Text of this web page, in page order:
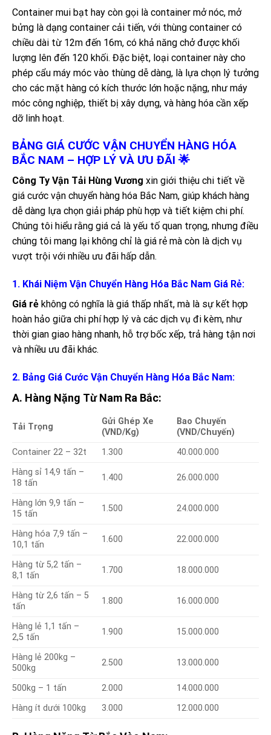
Container mui bạt hay còn gọi là container mở nóc, mở
bửng là dạng container cải tiến, với thùng container có
chiều dài từ 12m đến 16m, có khả năng chở được khối
lượng lên đến 120 khối. Đặc biệt, loại container này cho
phép cẩu máy móc vào thùng dễ dàng, là lựa chọn lý tưởng
cho các mặt hàng có kích thước lớn hoặc nặng, như máy
móc công nghiệp, thiết bị xây dựng, và hàng hóa cần xếp
dỡ linh hoạt.
BẢNG GIÁ CƯỚC VẬN CHUYỂN HÀNG HÓA
BẮC NAM – HỢP LÝ VÀ ƯU ĐÃI 🌟
Công Ty Vận Tải Hùng Vương xin giới thiệu chi tiết về
giá cước vận chuyển hàng hóa Bắc Nam, giúp khách hàng
dễ dàng lựa chọn giải pháp phù hợp và tiết kiệm chi phí.
Chúng tôi hiểu rằng giá cả là yếu tố quan trọng, nhưng điều
chúng tôi mang lại không chỉ là giá rẻ mà còn là dịch vụ
vượt trội với nhiều ưu đãi hấp dẫn.
1. Khái Niệm Vận Chuyển Hàng Hóa Bắc Nam Giá Rẻ:
Giá rẻ không có nghĩa là giá thấp nhất, mà là sự kết hợp
hoàn hảo giữa chi phí hợp lý và các dịch vụ đi kèm, như
thời gian giao hàng nhanh, hỗ trợ bốc xếp, trả hàng tận nơi
và nhiều ưu đãi khác.
2. Bảng Giá Cước Vận Chuyển Hàng Hóa Bắc Nam:
A. Hàng Nặng Từ Nam Ra Bắc:
Tải Trọng
Gửi Ghép Xe
(VND/Kg)
Bao Chuyến
(VND/Chuyến)
Container 22 – 32t
1.300
40.000.000
Hàng sỉ 14,9 tấn –
18 tấn
1.400 26.000.000
Hàng lớn 9,9 tấn –
15 tấn
1.500 24.000.000
Hàng hóa 7,9 tấn –
10,1 tấn
1.600 22.000.000
Hàng từ 5,2 tấn –
8,1 tấn
1.700 18.000.000
Hàng từ 2,6 tấn – 5
tấn
1.800 16.000.000
Hàng lẻ 1,1 tấn –
2,5 tấn
1.900 15.000.000
Hàng lẻ 200kg –
500kg
2.500 13.000.000
500kg – 1 tấn 2.000
14.000.000
Hàng ít dưới 100kg
3.000 12.000.000